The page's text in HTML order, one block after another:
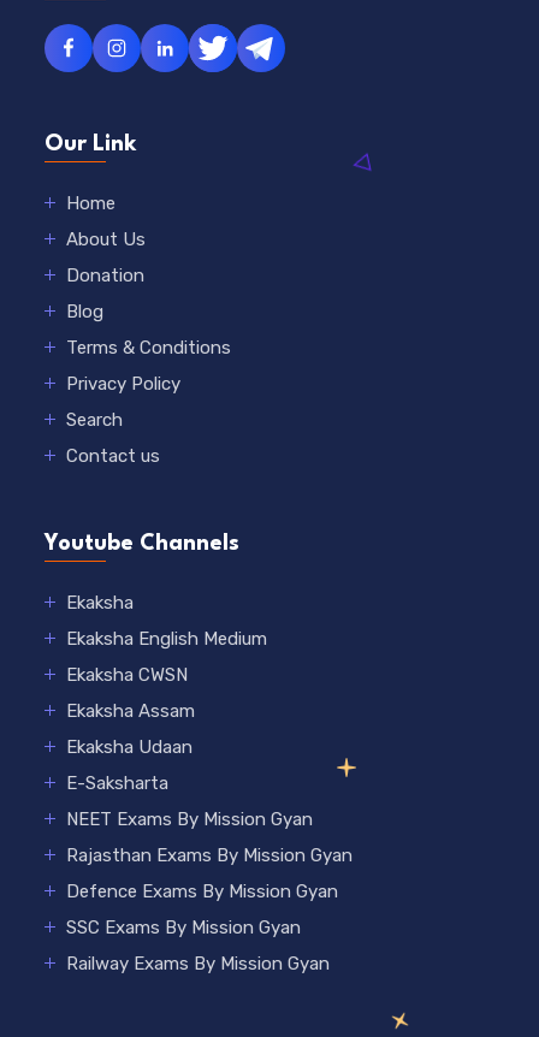
Our Link
Home
About Us
Donation
Blog
Terms & Conditions
Privacy Policy
Search
Contact us
Youtube Channels
Ekaksha
Ekaksha English Medium
Ekaksha CWSN
Ekaksha Assam
Ekaksha Udaan
E-Saksharta
NEET Exams By Mission Gyan
Rajasthan Exams By Mission Gyan
Defence Exams By Mission Gyan
SSC Exams By Mission Gyan
Railway Exams By Mission Gyan